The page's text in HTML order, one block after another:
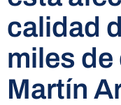
calidad
miles
Martín